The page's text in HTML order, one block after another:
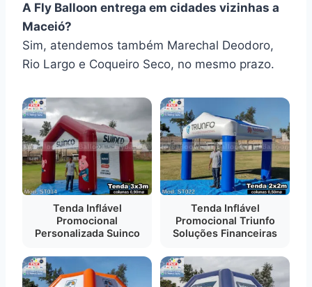
A Fly Balloon entrega em cidades vizinhas a
Maceió?
Sim, atendemos também Marechal Deodoro,
Rio Largo e Coqueiro Seco, no mesmo prazo.
Tenda Inflável
Promocional
Personalizada Suinco
Tenda Inflável
Promocional Triunfo
Soluções Financeiras